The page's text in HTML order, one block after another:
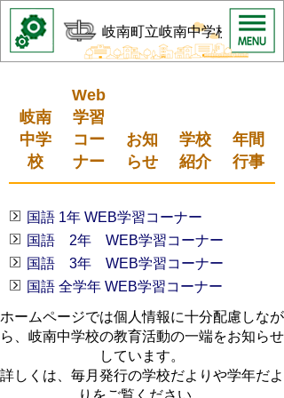
岐南町立岐南中学校
岐南
中学
校
Web
学習
コー
ナー
お知
らせ
学校
紹介
年間
行事
国語 1年 WEB学習コーナー
国語 2年 WEB学習コーナー
国語 3年 WEB学習コーナー
国語 全学年 WEB学習コーナー
ホームページでは個人情報に十分配慮しなが
ら、岐南中学校の教育活動の一端をお知らせ
しています。
詳しくは、毎月発行の学校だよりや学年だよ
りをご覧ください。